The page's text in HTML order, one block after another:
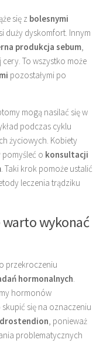
się z bolesnymi
duży dyskomfort. Innym
produkcja sebum,
To wszystko może
pozostałymi po
mogą nasilać się w
podczas cyklu
życiowych. Kobiety
o konsultacji
. Taki krok pomoże ustalić
leczenia trądziku
wykonać
przekroczeniu
hormonalnych.
hormonów
się na oznaczeniu
, ponieważ
problematycznych